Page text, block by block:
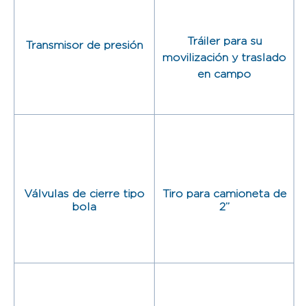
Transmisor de presión
Tráiler para su
movilización y traslado
en campo
Válvulas de cierre tipo
bola
Tiro para camioneta de
2”